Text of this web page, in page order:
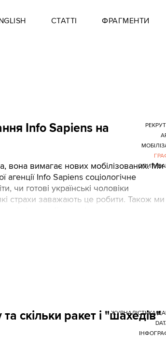
СТАТТІ ФРАГМЕНТИ
Info Sapiens на
вона вимагає нових мобілізованих. Ми
агенції Info Sapiens соціологічне
чи готові українські чоловіки
страхи заважають це робити. Також ми
скільки ракет і "шахедів"
ЖУРНАЛІСТИКА